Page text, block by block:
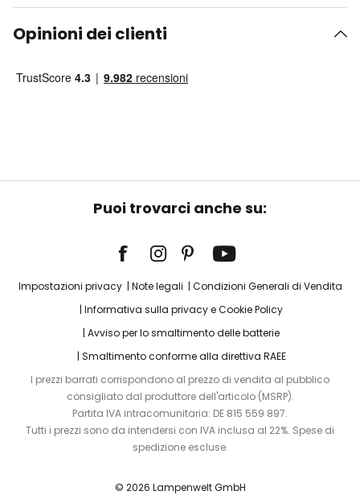
Opinioni dei clienti
Puoi trovarci anche su:
Impostazioni privacy Note legali
Condizioni Generali di Vendita
Informativa sulla privacy e Cookie Policy
Avviso per lo smaltimento delle batterie
Smaltimento conforme alla direttiva RAEE
I prezzi barrati corrispondono al prezzo di vendita al pubblico
consigliato dal produttore dell'articolo (MSRP).
Partita IVA intracomunitaria: DE 815 559 897.
Tutti i prezzi sono da intendersi con IVA inclusa al 22%. Spese di
spedizione escluse.
© 2026 Lampenwelt GmbH